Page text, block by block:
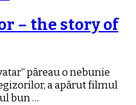
– the story of
păreau o nebunie
a apărut filmul
bun …